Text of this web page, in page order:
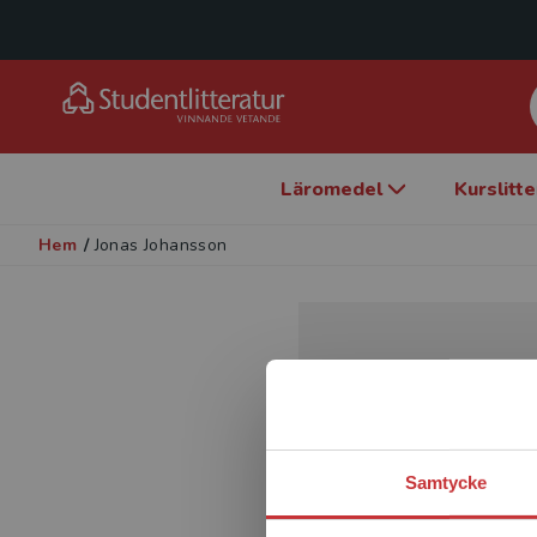
Samtycke
Läromedel
Hem / Jonas Johansson